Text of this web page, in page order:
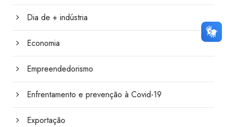
Dia de + indústria
Economia
Empreendedorismo
Enfrentamento e prevenção à Covid-19
Exportação